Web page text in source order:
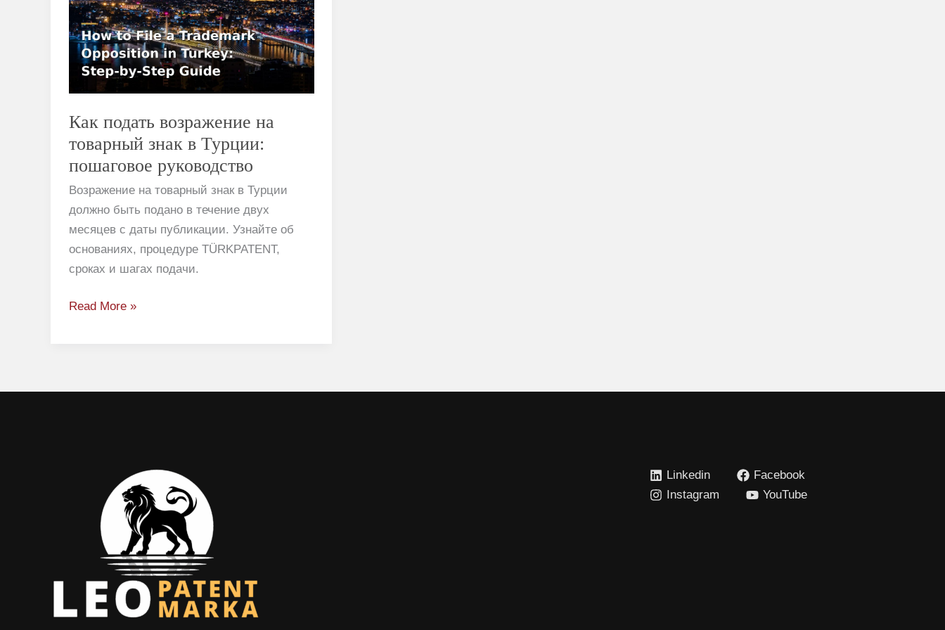
Как подать возражение на
товарный знак в Турции:
пошаговое руководство
Возражение на товарный знак в Турции
должно быть подано в течение двух
месяцев с даты публикации. Узнайте об
основаниях, процедуре TÜRKPATENT,
сроках и шагах подачи.
возражение
на
товарный
знак
в
пошаговое
руководство
Read More »
Linkedin
Facebook
Instagram
YouTube